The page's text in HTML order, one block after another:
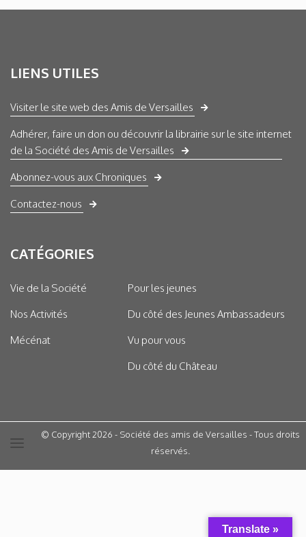
LIENS UTILES
Visiter le site web des Amis de Versailles
Adhérer, faire un don ou découvrir la librairie sur le site internet
de la Société des Amis de Versailles
Abonnez-vous aux Chroniques
Contactez-nous
CATÉGORIES
Vie de la Société
Nos Activités
Mécénat
Pour les jeunes
Du côté des Jeunes Ambassadeurs
Vu pour vous
Du côté du Château
© Copyright 2026 - Société des amis de Versailles - Tous droits
réservés.
Translate »